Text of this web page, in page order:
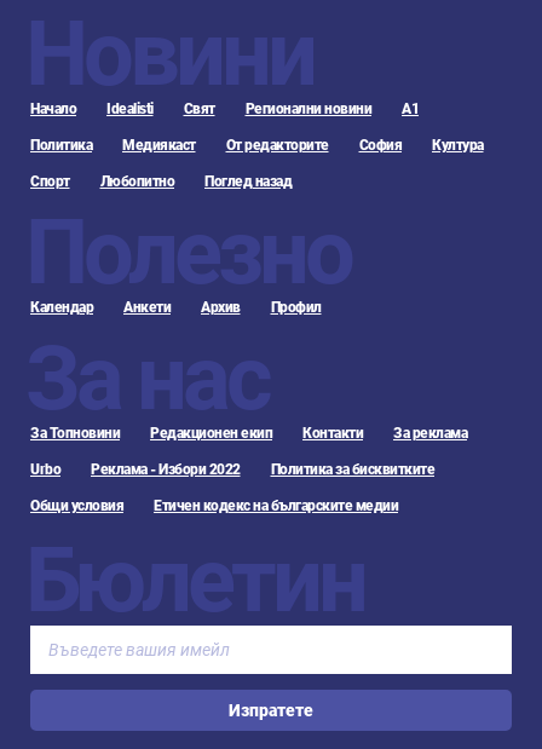
Новини
Начало Idealisti Свят Регионални новини А1
Политика Медиякаст От редакторите София Култура
Спорт Любопитно Поглед назад
Полезно
Календар Анкети Архив Профил
За нас
За Топновини Редакционен екип Контакти За реклама
Urbo Реклама - Избори 2022 Политика за бисквитките
Общи условия Етичен кодекс на българските медии
Бюлетин
Изпратете